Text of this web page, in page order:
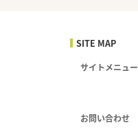
SITE MAP
サイトメニュー
お問い合わせ